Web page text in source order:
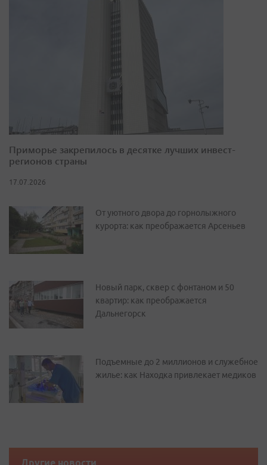
Приморье закрепилось в десятке лучших инвест-
регионов страны
17.07.2026
От уютного двора до горнолыжного
курорта: как преображается Арсеньев
Новый парк, сквер с фонтаном и 50
квартир: как преображается
Дальнегорск
Подъемные до 2 миллионов и служебное
жилье: как Находка привлекает медиков
Другие новости